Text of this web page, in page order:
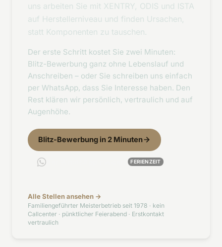
uns arbeiten Sie mit XENTRY, ODIS und ISTA
auf Herstellerniveau und finden Ursachen,
statt Komponenten zu tauschen.
Der erste Schritt kostet Sie zwei Minuten:
Blitz-Bewerbung ganz ohne Lebenslauf und
Anschreiben – oder Sie schreiben uns einfach
per WhatsApp, dass Sie Interesse haben. Den
Rest klären wir persönlich, vertraulich und auf
Augenhöhe.
Blitz-Bewerbung in 2 Minuten
FERIENZEIT
Alle Stellen ansehen →
Familiengeführter Meisterbetrieb seit 1978 · kein
Callcenter · pünktlicher Feierabend · Erstkontakt
vertraulich